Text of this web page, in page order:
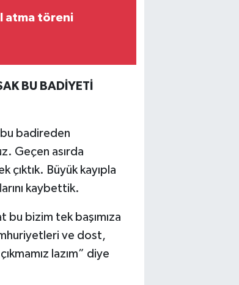
atma töreni
BU BADİYETİ
badireden
Geçen asırda
Büyük kayıpla
kaybettik.
bu bizim tek başımıza
ve dost,
lazım” diye